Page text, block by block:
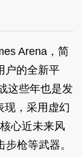
Arena，简
户的全新平
这些年也是发
现，采用虚幻
心近未来风
枪等武器。